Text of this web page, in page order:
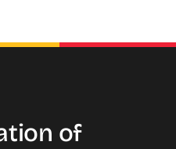
of